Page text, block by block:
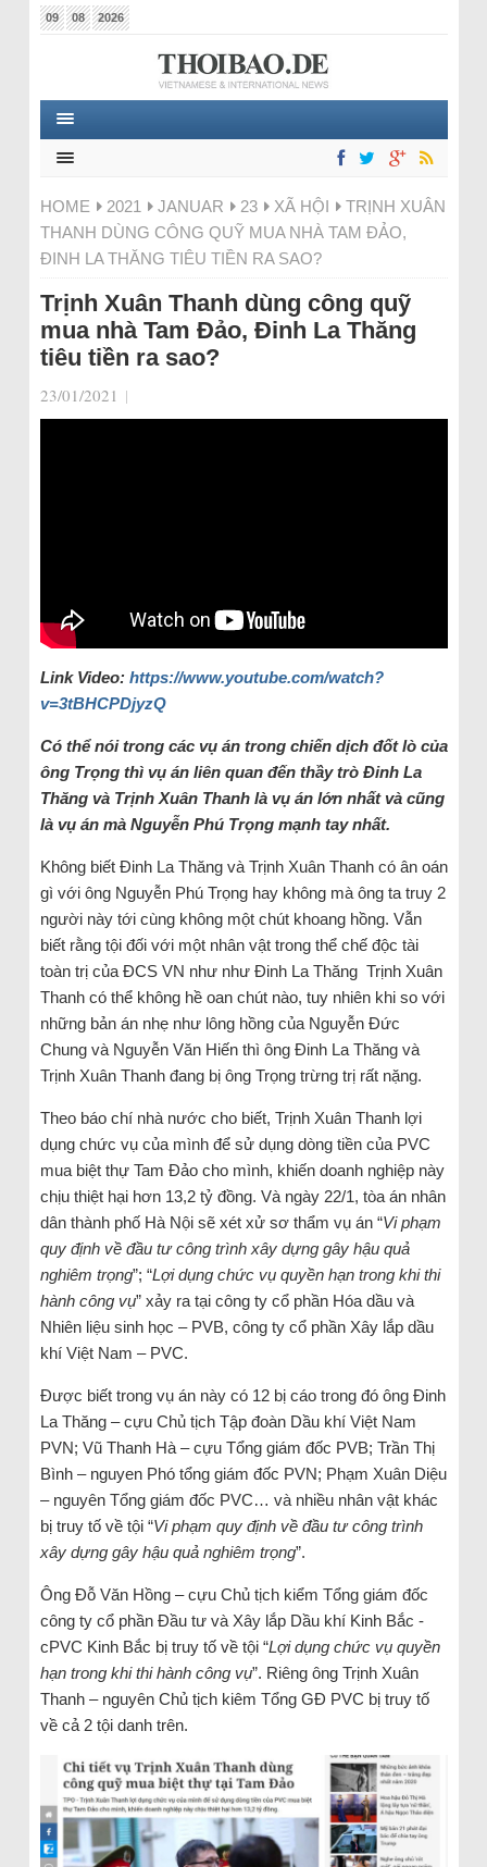
09 08 2026
HOME 2021 JANUAR 23 XÃ HỘI
TRỊNH XUÂN
THANH DÙNG CÔNG QUỸ MUA NHÀ TAM ĐẢO,
ĐINH LA THĂNG TIÊU TIỀN RA SAO?
Trịnh Xuân Thanh dùng công quỹ
mua nhà Tam Đảo, Đinh La Thăng
tiêu tiền ra sao?
23/01/2021 |
Link Video: https://www.youtube.com/watch?
v=3tBHCPDjyzQ
Có thể nói trong các vụ án trong chiến dịch đốt lò của
ông Trọng thì vụ án liên quan đến thầy trò Đinh La
Thăng và Trịnh Xuân Thanh là vụ án lớn nhất và cũng
là vụ án mà Nguyễn Phú Trọng mạnh tay nhất.
Không biết Đinh La Thăng và Trịnh Xuân Thanh có ân oán
gì với ông Nguyễn Phú Trọng hay không mà ông ta truy 2
người này tới cùng không một chút khoang hồng. Vẫn
biết rằng tội đối với một nhân vật trong thể chế độc tài
toàn trị của ĐCS VN như như Đinh La Thăng Trịnh Xuân
Thanh có thể không hề oan chút nào, tuy nhiên khi so với
những bản án nhẹ như lông hồng của Nguyễn Đức
Chung và Nguyễn Văn Hiến thì ông Đinh La Thăng và
Trịnh Xuân Thanh đang bị ông Trọng trừng trị rất nặng.
Theo báo chí nhà nước cho biết, Trịnh Xuân Thanh lợi
dụng chức vụ của mình để sử dụng dòng tiền của PVC
mua biệt thự Tam Đảo cho mình, khiến doanh nghiệp này
chịu thiệt hại hơn 13,2 tỷ đồng. Và ngày 22/1, tòa án nhân
dân thành phố Hà Nội sẽ xét xử sơ thẩm vụ án “Vi phạm
quy định về đầu tư công trình xây dựng gây hậu quả
nghiêm trọng”; “Lợi dụng chức vụ quyền hạn trong khi thi
hành công vụ” xảy ra tại công ty cổ phần Hóa dầu và
Nhiên liệu sinh học – PVB, công ty cổ phần Xây lắp dầu
khí Việt Nam – PVC.
Được biết trong vụ án này có 12 bị cáo trong đó ông Đinh
La Thăng – cựu Chủ tịch Tập đoàn Dầu khí Việt Nam
PVN; Vũ Thanh Hà – cựu Tổng giám đốc PVB; Trần Thị
Bình – nguyen Phó tổng giám đốc PVN; Phạm Xuân Diệu
– nguyên Tổng giám đốc PVC… và nhiều nhân vật khác
bị truy tố về tội “Vi phạm quy định về đầu tư công trình
xây dựng gây hậu quả nghiêm trọng”.
Ông Đỗ Văn Hồng – cựu Chủ tịch kiểm Tổng giám đốc
công ty cổ phần Đầu tư và Xây lắp Dầu khí Kinh Bắc -
cPVC Kinh Bắc bị truy tố về tội “Lợi dụng chức vụ quyền
hạn trong khi thi hành công vụ”. Riêng ông Trịnh Xuân
Thanh – nguyên Chủ tịch kiêm Tổng GĐ PVC bị truy tố
về cả 2 tội danh trên.